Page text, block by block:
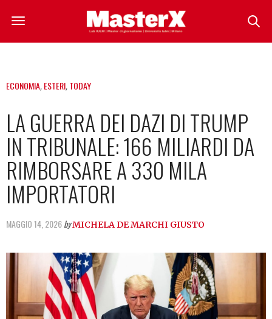
ECONOMIA,ESTERI,TODAY
LA GUERRA DEI DAZI DI TRUMP
IN TRIBUNALE: 166 MILIARDI DA
RIMBORSARE A 330 MILA
IMPORTATORI
MAGGIO 14, 2026byMICHELA DE MARCHI GIUSTO